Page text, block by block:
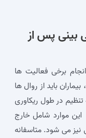
بینی پس از
برخی فعالیت‌ ها
باید از روال‌ ها
در طول ریکاوری
این موارد شامل خارج
نیز می شود. متاسفانه